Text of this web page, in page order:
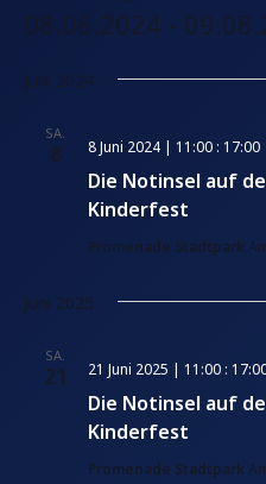
i
e
08.06.2024 -
a
l
Juni 2024
SA.
8
Die Notinsel auf
Kinderfest
8 Juni 2024 | 11:00: 17:00
Promenade Stadtpark
Juni 2025
SA.
21
Die Notinsel auf
Kinderfest
21 Juni 2025 | 11:00:
Promenade Stadtpark